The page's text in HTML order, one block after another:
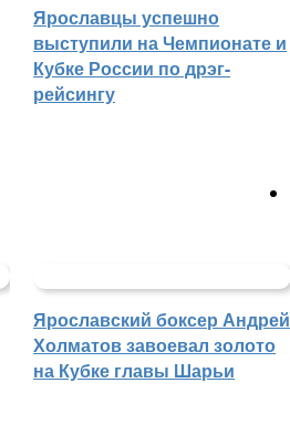
Ярославцы успешно
выступили на Чемпионате и
Кубке России по дрэг-
рейсингу
Ярославский боксер Андрей
Холматов завоевал золото
на Кубке главы Шарьи